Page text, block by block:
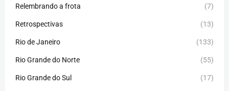
Relembrando a frota (7)
Retrospectivas (13)
Rio de Janeiro (133)
Rio Grande do Norte (55)
Rio Grande do Sul (17)